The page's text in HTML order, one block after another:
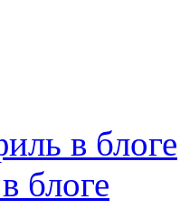
в блоге
блоге